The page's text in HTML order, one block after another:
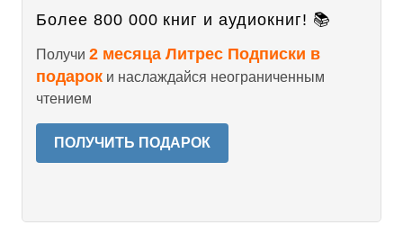
Более 800 000 книг и аудиокниг! 📚
Получи 2 месяца Литрес Подписки в
подарок и наслаждайся неограниченным
чтением
ПОЛУЧИТЬ ПОДАРОК